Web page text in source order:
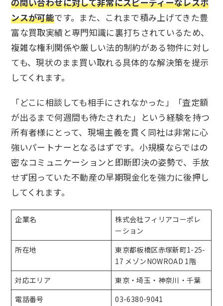
ンスが可能です。また、これまで積み上げてきた豊
富な買取実績と専門知識に裏打ちされているため、
複雑な権利関係や厳しい法的制約がある物件に対し
ても、現状のまま買い取れる具体的な解決策を提示
してくれます。
「どこに相談しても相手にされなかった」「査定額
が出るまで何週間も待たされた」という経験を持つ
所有者様にとって、現場主義を貫く同社は非常に心
強いパートナーとなるはずです。小規模ならではの
密なコミュニケーションと即断即決の姿勢で、手放
せず困っていた不動産の早期現金化を強力に後押し
してくれます。
企業名
株式会社フィリアコーポレ
ーション
所在地
東京都板橋区赤塚新町1-25-
17 メゾンNOWROAD 1階
対応エリア
東京・埼玉・神奈川・千葉
電話番号
03-6380-9041